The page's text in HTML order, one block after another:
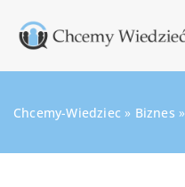
Chcemy-Wiedziec » Biznes »